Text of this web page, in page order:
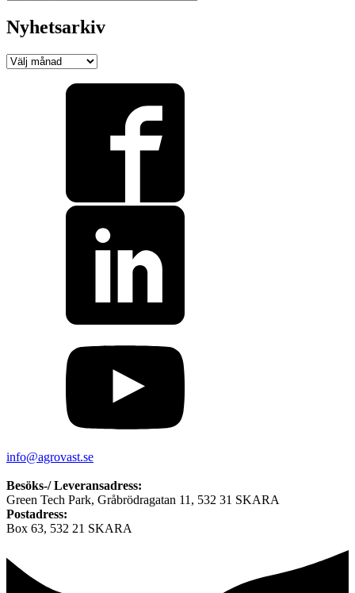
Nyhetsarkiv
Nyhetsarkiv
info@agrovast.se
Besöks-/ Leveransadress:
Green Tech Park, Gråbrödragatan 11, 532 31 SKARA
Postadress:
Box 63, 532 21 SKARA